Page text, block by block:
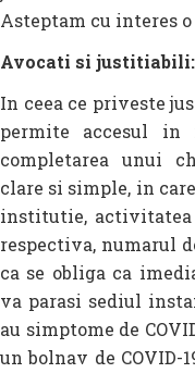
Asteptam cu interes
Avocati si justitiabili:
In ceea ce priveste
permite accesul in
completarea unui
clare si simple, in
institutie, activitatea
respectiva, numarul
ca se obliga ca
va parasi sediul
au simptome de
un bolnav de